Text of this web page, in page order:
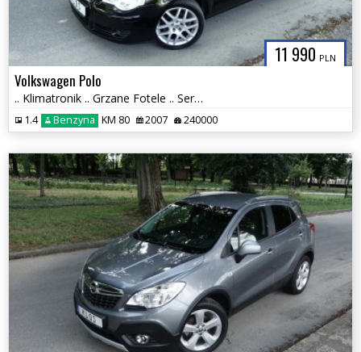
11 990 PLN
Volkswagen Polo
.. Klimatronik .. Grzane Fotele .. Serwisowany .. Czujniki Parkowania
1.4 Benzyna KM 80 2007 240000